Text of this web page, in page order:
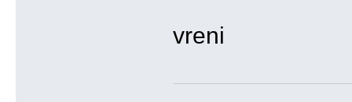
vreni